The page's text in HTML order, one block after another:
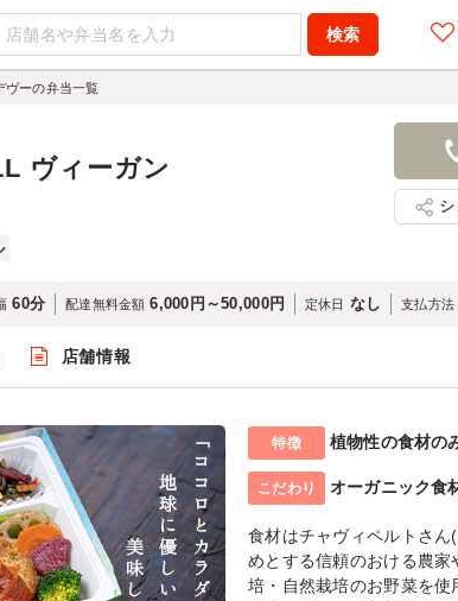
ヴーの弁当一覧
ヴィーガン
60分 配達無料金額 6,000円～50,000円 定休日 なし 支払方法
店舗情報
特徴 植物性の食材の
こだわり オーガニック食
食材はチャヴィペルトさ
めとする信頼のおける農
培・自然栽培のお野菜を使